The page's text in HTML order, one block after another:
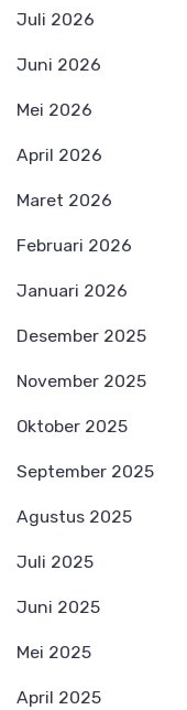
Juli 2026
Juni 2026
Mei 2026
April 2026
Maret 2026
Februari 2026
Januari 2026
Desember 2025
November 2025
Oktober 2025
September 2025
Agustus 2025
Juli 2025
Juni 2025
Mei 2025
April 2025